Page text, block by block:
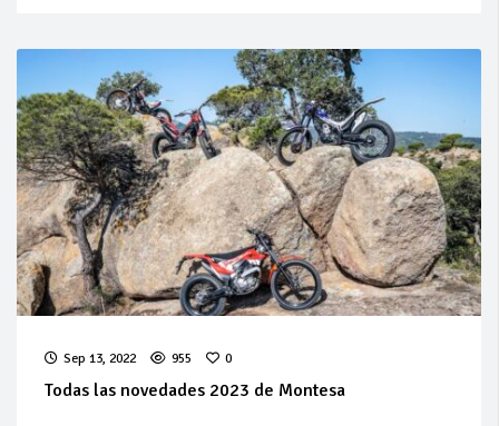
Sep 13, 2022 955 0
Todas las novedades 2023 de Montesa